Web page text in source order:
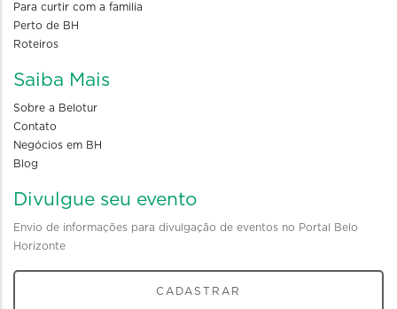
Para curtir com a familia
Perto de BH
Roteiros
Saiba Mais
Sobre a Belotur
Contato
Negócios em BH
Blog
Divulgue seu evento
Envio de informações para divulgação de eventos no Portal Belo
Horizonte
CADASTRAR